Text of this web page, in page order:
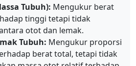
Tubuh): Mengukur berat
tinggi tetapi tidak
otot dan lemak.
Tubuh: Mengukur proporsi
berat total, tetapi tidak